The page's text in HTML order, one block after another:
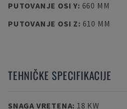
PUTOVANJE OSI Y: 660 MM
PUTOVANJE OSI Z: 610 MM
TEHNIČKE SPECIFIKACIJE
SNAGA VRETENA: 18 KW